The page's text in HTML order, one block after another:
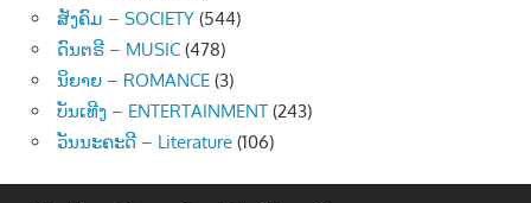
ສັງຄົມ – SOCIETY (544)
ດົນຕຣີ – MUSIC (478)
ນິຍາຍ – ROMANCE (3)
ບັນເທີງ – ENTERTAINMENT (243)
ວັນນະຄະດີ – Literature (106)